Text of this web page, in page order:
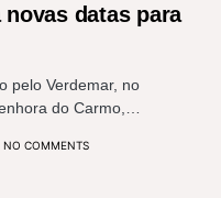
datas para
pelo Verdemar, no
do Carmo,…
NO COMMENTS